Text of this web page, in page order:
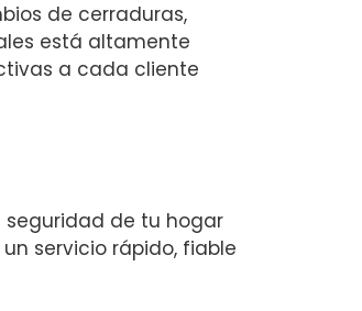
de cerraduras,
está altamente
a cada cliente
seguridad de tu hogar
servicio rápido, fiable